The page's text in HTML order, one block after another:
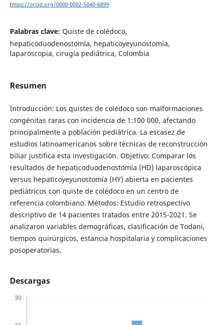
https://orcid.org/0000-0002-5040-6899
Palabras clave: Quiste de colédoco,
hepaticoduodenostomía, hepaticoyeyunostomía,
laparoscopia, cirugía pediátrica, Colombia
Resumen
Introducción: Los quistes de colédoco son malformaciones
congénitas raras con incidencia de 1:100 000, afectando
principalmente a población pediátrica. La escasez de
estudios latinoamericanos sobre técnicas de reconstrucción
biliar justifica esta investigación. Objetivo: Comparar los
resultados de hepaticoduodenostomía (HD) laparoscópica
versus hepaticoyeyunostomía (HY) abierta en pacientes
pediátricos con quiste de colédoco en un centro de
referencia colombiano. Métodos: Estudio retrospectivo
descriptivo de 14 pacientes tratados entre 2015-2021. Se
analizaron variables demográficas, clasificación de Todani,
tiempos quirúrgicos, estancia hospitalaria y complicaciones
posoperatorias.
Descargas